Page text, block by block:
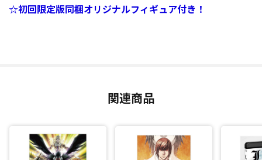
☆初回限定版同梱オリジナルフィギュア付き！
関連商品